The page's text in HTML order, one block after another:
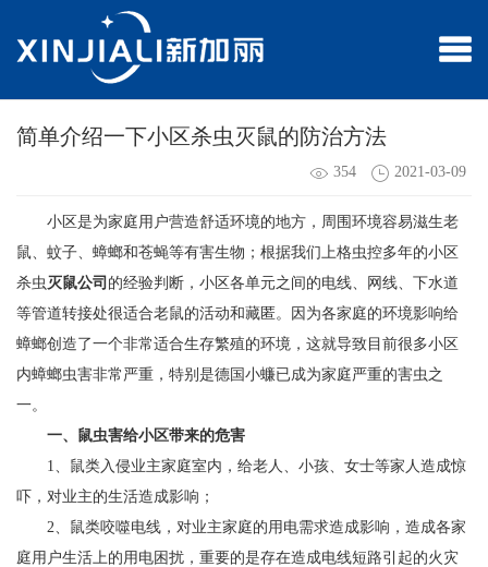
简单介绍一下小区杀虫灭鼠的防治方法
354 2021-03-09
小区是为家庭用户营造舒适环境的地方，周围环境容易滋生老
鼠、蚊子、蟑螂和苍蝇等有害生物；根据我们上格虫控多年的小区
杀虫 灭鼠公司 的经验判断，小区各单元之间的电线、网线、下水道
等管道转接处很适合老鼠的活动和藏匿。因为各家庭的环境影响给
蟑螂创造了一个非常适合生存繁殖的环境，这就导致目前很多小区
内蟑螂虫害非常严重，特别是德国小蠊已成为家庭严重的害虫之
一。
一、鼠虫害给小区带来的危害
1、鼠类入侵业主家庭室内，给老人、小孩、女士等家人造成惊
吓，对业主的生活造成影响；
2、鼠类咬噬电线，对业主家庭的用电需求造成影响，造成各家
庭用户生活上的用电困扰，重要的是存在造成电线短路引起的火灾